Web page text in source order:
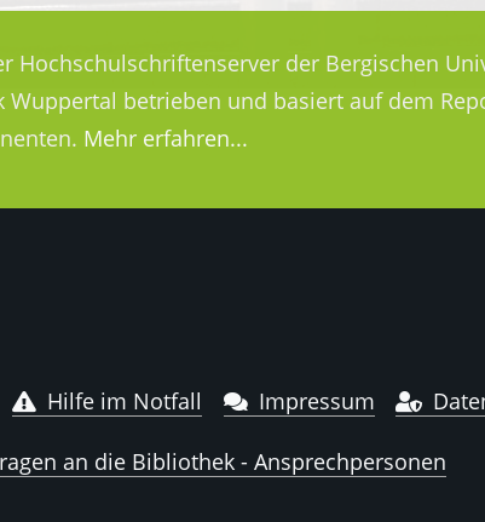
Hochschulschriftenserver der Bergischen
betrieben und basiert auf dem
Mehr erfahren...
Hilfe im Notfall Impressum
an die Bibliothek - Ansprechpersonen